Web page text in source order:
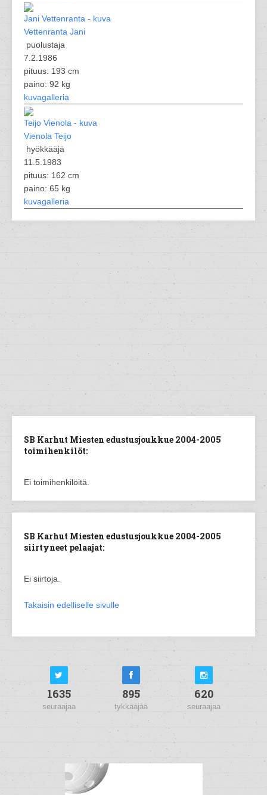
Vettenranta Jani
puolustaja
7.2.1986
pituus: 193 cm
paino: 92 kg
kuvagalleria
Vienola Teijo
hyökkääjä
11.5.1983
pituus: 162 cm
paino: 65 kg
kuvagalleria
SB Karhut Miesten edustusjoukkue 2004-2005
toimihenkilöt:
Ei toimihenkilöitä.
SB Karhut Miesten edustusjoukkue 2004-2005
siirtyneet pelaajat:
Ei siirtoja.
Takaisin edelliselle sivulle
1635
seuraajaa
895
tykkääjää
620
seuraajaa